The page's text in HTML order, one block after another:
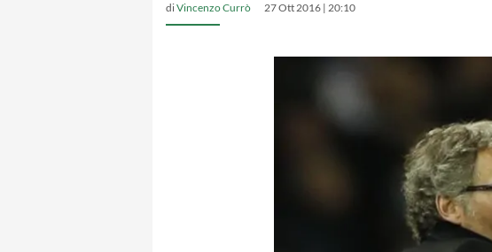
diVincenzo Currò 27 Ott 2016 | 20:10